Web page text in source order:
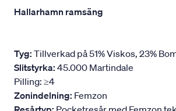
Hallarhamn ramsäng
Tyg: Tillverkad på 51% Viskos, 23%
Slitstyrka: 45.000 Martindale
Pilling: ≥4
Zonindelning: Femzon